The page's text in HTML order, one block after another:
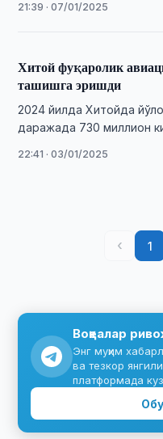
21:39 · 07/01/2025
Хитой фуқаролик
ташишга эришди
2024 йилда Хитойда
даражада 730 миллион
22:41 · 03/01/2025
‹ 1
Воқеалар
Энг муҳим
ва тезкор
платформада